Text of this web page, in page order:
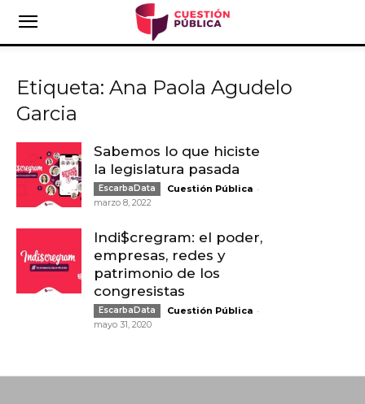
Etiqueta: Ana Paola Agudelo
Garcia
Sabemos lo que hiciste
la legislatura pasada
EscarbaData Cuestión Pública -
marzo 8, 2022
Indi$cregram: el poder,
empresas, redes y
patrimonio de los
congresistas
EscarbaData Cuestión Pública -
mayo 31, 2020